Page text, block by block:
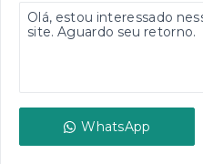
WhatsApp